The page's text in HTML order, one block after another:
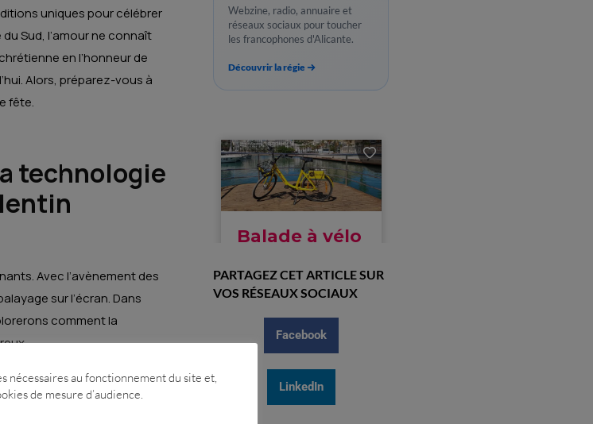
uniques pour célébrer
Sud, l’amour ne connaît
en l’honneur de
Alors, préparez-vous à
fête.
technologie
Avec l’avènement des
sur l’écran. Dans
comment la
Que ce soit un
Webzine, radio, annuaire et
réseaux sociaux pour toucher
les francophones d'Alicante.
Découvrir la régie
PARTAGEZ CET ARTICLE SUR
VOS RÉSEAUX SOCIAUX
Facebook
LinkedIn
nécessaires au fonctionnement du site et,
de mesure d’audience.